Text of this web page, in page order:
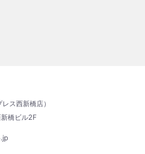
ス⻄新橋店）
橋ビル2F